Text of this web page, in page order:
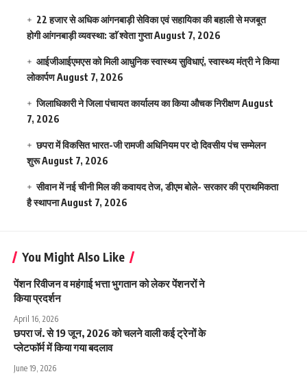
22 हजार से अधिक आंगनबाड़ी सेविका एवं सहायिका की बहाली से मजबूत
होगी आंगनबाड़ी व्यवस्था: डाॅ श्वेता गुप्ताAugust 7, 2026
आईजीआईएमएस काे मिली आधुनिक स्वास्थ्य सुविधाएं, स्वास्थ्य मंत्री ने किया
लोकार्पणAugust 7, 2026
जिलाधिकारी ने जिला पंचायत कार्यालय का किया औचक निरीक्षणAugust
7, 2026
छपरा में विकसित भारत-जी रामजी अधिनियम पर दो दिवसीय पंच सम्मेलन
शुरूAugust 7, 2026
सीवान में नई चीनी मिल की कवायद तेज, डीएम बोले- सरकार की प्राथमिकता
है स्थापनाAugust 7, 2026
You Might Also Like
पेंशन रिवीजन व महंगाई भत्ता भुगतान को लेकर पेंशनरों ने
किया प्रदर्शन
April 16, 2026
छपरा जं. से 19 जून, 2026 को चलने वाली कई ट्रेनों के
प्लेटफाॅर्म में किया गया बदलाव
June 19, 2026